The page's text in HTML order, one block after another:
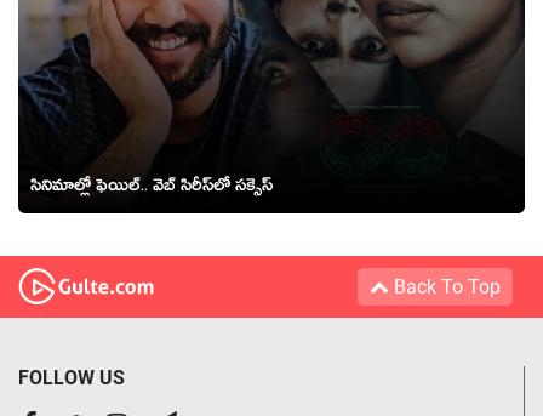
సినిమాల్లో ఫెయిల్.. వెబ్ సిరీస్‌లో సక్సెస్
Back To Top
FOLLOW US